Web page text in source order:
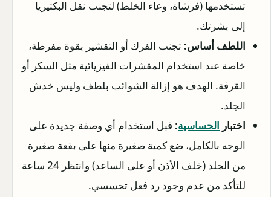
تستخدمها (فرشاة، وعاء الخلط) لتجنب نقل البكتيريا
إلى بشرتك.
اللطف أساس: تجنب الفرك أو التقشير بقوة مفرطة،
خاصة عند استخدام المقشرات الفيزيائية مثل السكر أو
القرفة. الهدف هو إزالة الشوائب بلطف وليس خدش
الجلد.
اختبار الحساسية: قبل استخدام أي وصفة جديدة على
الوجه بالكامل، ضع كمية صغيرة منها على بقعة صغيرة
من الجلد (خلف الأذن أو على الساعد) وانتظر 24 ساعة
للتأكد من عدم وجود رد فعل تحسسي.